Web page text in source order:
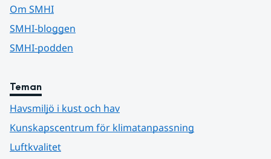
Om SMHI
SMHI-bloggen
SMHI-podden
Teman
Havsmiljö i kust och hav
Kunskapscentrum för klimatanpassning
Luftkvalitet